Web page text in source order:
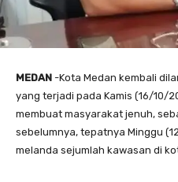
MEDAN -Kota Medan kembali
yang terjadi pada Kamis (16/10/
membuat masyarakat jenuh,
sebelumnya, tepatnya Minggu
melanda sejumlah kawasan di